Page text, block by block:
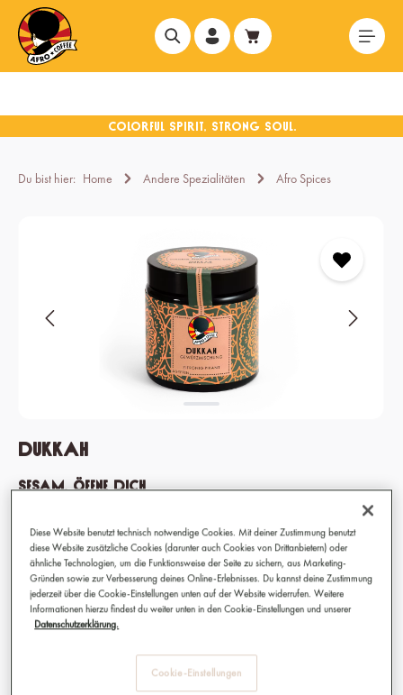
springen
Du bist hier: Home Andere Spezialitäten Afro Spices
Dukkah
Sesam, öffne dich
Gewürzmischung, die herrlich zu Fleisch, Gemüse, Pasta oder
Salat passt. Unser Lieblingsrezept: die Dukkah-Gewürzmischung
mit Cashew-Nüssen, Pistazien, Mandeln oder Haselnüssen und
Olivenöl abschmecken und als Dip zu Fladenbrot oder Baguette
genießen.
Diese Website benutzt technisch notwendige Cookies. Mit deiner Zustimmung benutzt
diese Website zusätzliche Cookies (darunter auch Cookies von Drittanbietern) oder
ähnliche Technologien, um die Funktionsweise der Seite zu sichern, aus Marketing-
Gründen sowie zur Verbesserung deines Online-Erlebnisses. Du kannst deine Zustimmung
jederzeit über die Cookie-Einstellungen unten auf der Website widerrufen. Weitere
Informationen hierzu findest du weiter unten in den Cookie-Einstellungen und unserer
Datenschutzerklärung.
Cookie-Einstellungen